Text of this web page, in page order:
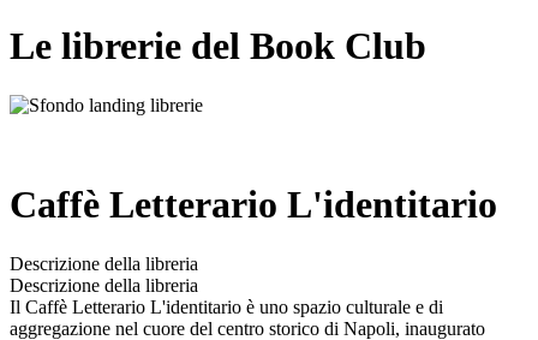
Le librerie del Book Club
Caffè Letterario L'identitario
Descrizione della libreria
Descrizione della libreria
Il Caffè Letterario L'identitario è uno spazio culturale e di
aggregazione nel cuore del centro storico di Napoli, inaugurato